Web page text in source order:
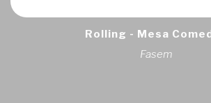
Rolling - Mesa
Fasem